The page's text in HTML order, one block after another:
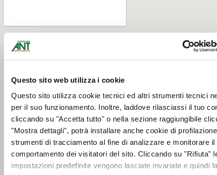
Questo sito web utilizza i cookie
Questo sito utilizza cookie tecnici ed altri strumenti tecnici
per il suo funzionamento. Inoltre, laddove rilasciassi il tuo
cliccando su "Accetta tutto" o nella sezione raggiungibile
"Mostra dettagli", potrà installare anche cookie di
strumenti di tracciamento al fine di analizzare e monitorare il
comportamento dei visitatori del sito. Cliccando su "Rifiuta"
impostazioni predefinite vengono lasciate invariate e quindi